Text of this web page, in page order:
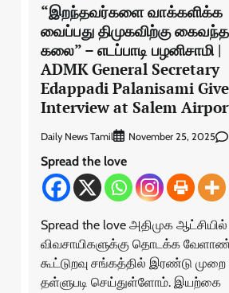
“இறந்தவர்களை வாக்களிக்க
வைப்பது திமுகவிற்கு கைவந்த
கலை” – எடப்பாடி பழனிசாமி |
ADMK General Secretary
Edappadi Palanisami
Interview at Salem
Daily News Tamil November 25, 2025
Spread the love
Spread the love அதிமுக ஆட்சியில்
விவசாயிகளுக்கு தொடக்க
கூட்டுறவு சங்கத்தில் இரண்டு முறை
தள்ளுபடி செய்துள்ளோம். இயற்கை